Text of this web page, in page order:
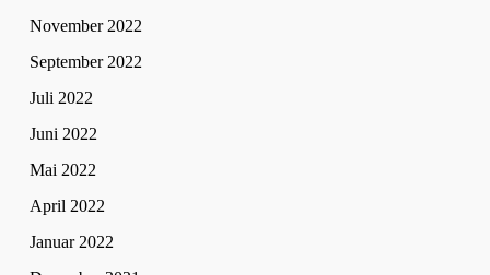
November 2022
September 2022
Juli 2022
Juni 2022
Mai 2022
April 2022
Januar 2022